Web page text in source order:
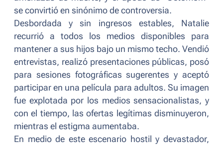
se convirtió en sinónimo de controversia.
Desbordada y sin ingresos estables, Natalie
recurrió a todos los medios disponibles para
mantener a sus hijos bajo un mismo techo. Vendió
entrevistas, realizó presentaciones públicas, posó
para sesiones fotográficas sugerentes y aceptó
participar en una película para adultos. Su imagen
fue explotada por los medios sensacionalistas, y
con el tiempo, las ofertas legítimas disminuyeron,
mientras el estigma aumentaba.
En medio de este escenario hostil y devastador,